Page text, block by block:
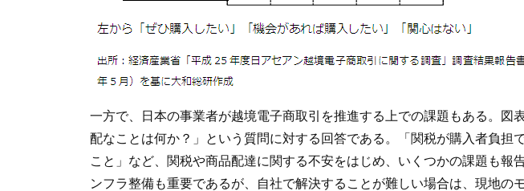
一方で、日本の事業者が越境電子商取引を推進する上での課題もある。
配なことは何か？」という質問に対する回答である。「関税が購入者負
こと」など、関税や商品配達に関する不安をはじめ、いくつかの課題も
ンフラ整備も重要であるが、自社で解決することが難しい場合は、現地の